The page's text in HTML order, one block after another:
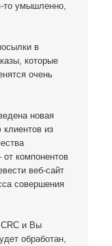
то умышленно,
в
которые
очень
новая
из
компонентов
веб-сайт
совершения
и Вы
обработан,